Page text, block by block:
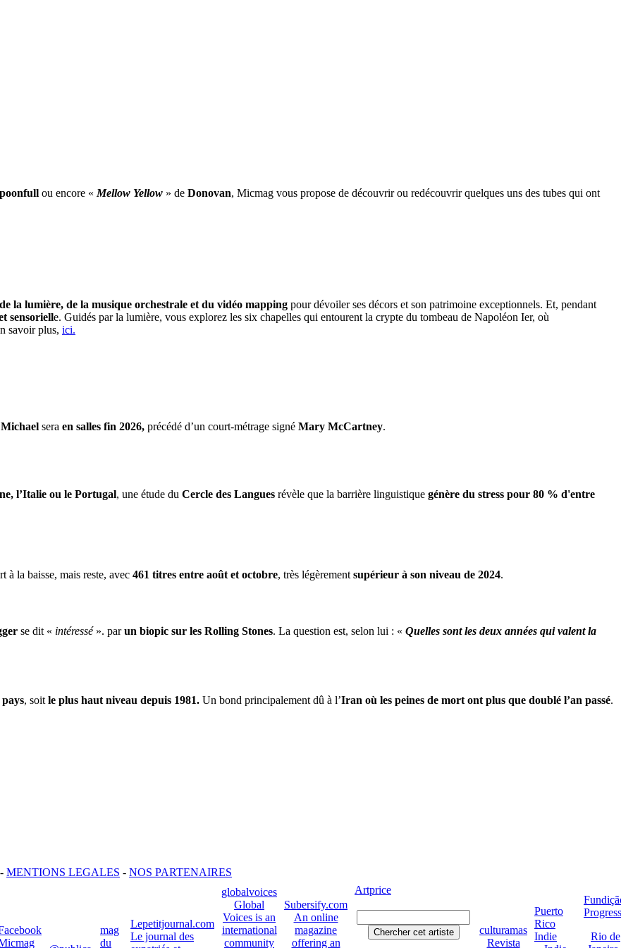
ou encore « Mellow Yellow » de Donovan, Micmag vous propose de découvrir ou redécouvrir quelques uns des tubes qui ont
la lumière, de la musique orchestrale et du vidéo mapping pour dévoiler ses décors et son patrimoine exceptionnels. Et, pendant
sensorielle. Guidés par la lumière, vous explorez les six chapelles qui entourent la crypte du tombeau de Napoléon Ier, où
savoir plus, ici.
sera en salles fin 2026, précédé d’un court-métrage signé Mary McCartney.
l’Italie ou le Portugal, une étude du Cercle des Langues révèle que la barrière linguistique génère du stress pour 80 % d'entre
à la baisse, mais reste, avec 461 titres entre août et octobre, très légèrement supérieur à son niveau de 2024.
se dit « intéressé ». parun biopic sur les Rolling Stones. La question est, selon lui : « Quelles sont les deux années qui valent la
, soit le plus haut niveau depuis 1981. Un bond principalement dû à l’Iran où les peines de mort ont plus que doublé l’an passé.
- MENTIONS LEGALES - NOS PARTENAIRES
mag
du
Lepetitjournal.com
Le journal des
globalvoices
Global
Voices is an
international
community
Subersify.com
An online
magazine
offering an
Artprice
culturamas
Revista
Puerto
Rico
Indie
Rio de